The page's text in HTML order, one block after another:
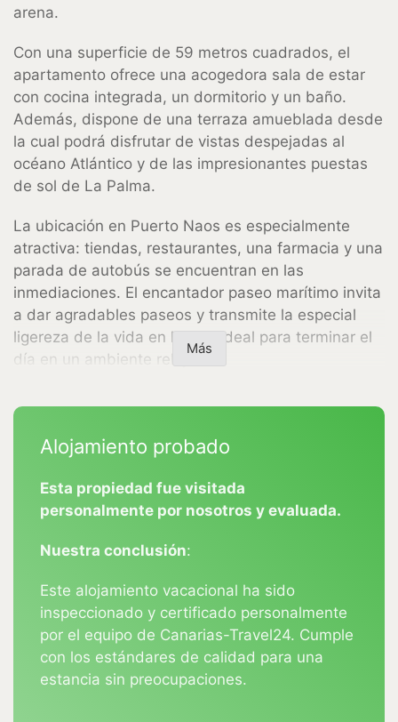
arena.
Con una superficie de 59 metros cuadrados, el
apartamento ofrece una acogedora sala de estar
con cocina integrada, un dormitorio y un baño.
Además, dispone de una terraza amueblada desde
la cual podrá disfrutar de vistas despejadas al
océano Atlántico y de las impresionantes puestas
de sol de La Palma.
La ubicación en Puerto Naos es especialmente
atractiva: tiendas, restaurantes, una farmacia y una
parada de autobús se encuentran en las
inmediaciones. El encantador paseo marítimo invita
a dar agradables paseos y transmite la especial
ligereza de la vida en la isla, ideal para terminar el
día en un ambiente relajado.
Más
Equipamiento
Sala de estar: Televisión por satélite, televisión
española, acceso a la terraza
Dormitorio: dos camas individuales (90 cm x 190
cm cada una) colocadas como cama doble,
Cocina: Vitrocerámica (2 placas), microondas,
frigorífico, cafetera, hervidor de agua, tostadora
Baño: Bañera con ducha, lavabo, bidé, WC,
secador de pelo
Alojamiento probado
Esta propiedad fue visitada
personalmente por nosotros y evaluada.
Nuestra conclusión:
Este alojamiento vacacional ha sido
inspeccionado y certificado personalmente
por el equipo de Canarias-Travel24. Cumple
con los estándares de calidad para una
estancia sin preocupaciones.